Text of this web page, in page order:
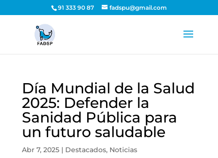
91 333 90 87 fadspu@gmail.com
Día Mundial de la Salud
2025: Defender la
Sanidad Pública para
un futuro saludable
Abr 7, 2025| Destacados, Noticias